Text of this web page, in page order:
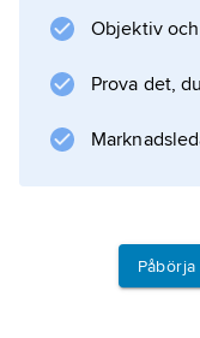
Verksamheten
Objektiv
Prova det,